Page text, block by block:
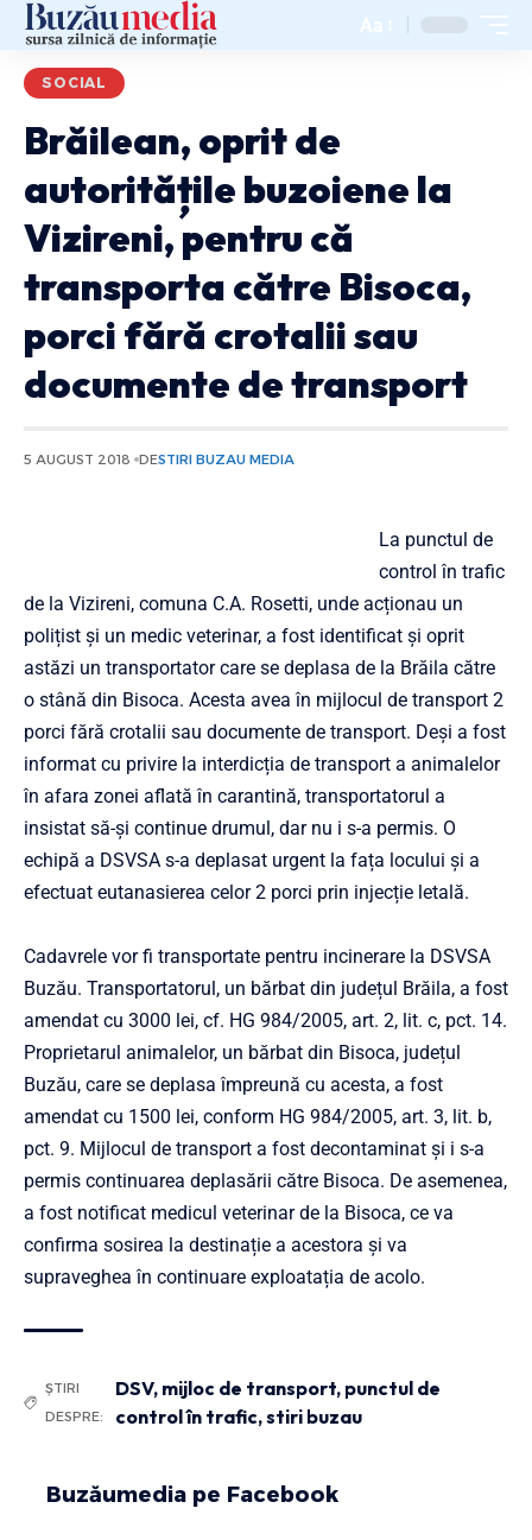
Aa
SOCIAL
Brăilean, oprit de
autoritățile buzoiene la
Vizireni, pentru că
transporta către Bisoca,
porci fără crotalii sau
documente de transport
5 AUGUST 2018 DESTIRI BUZAU MEDIA
La punctul de
control în trafic
de la Vizireni, comuna C.A. Rosetti, unde acționau un
polițist și un medic veterinar, a fost identificat și oprit
astăzi un transportator care se deplasa de la Brăila către
o stână din Bisoca. Acesta avea în mijlocul de transport 2
porci fără crotalii sau documente de transport. Deși a fost
informat cu privire la interdicția de transport a animalelor
în afara zonei aflată în carantină, transportatorul a
insistat să-și continue drumul, dar nu i s-a permis. O
echipă a DSVSA s-a deplasat urgent la fața locului și a
efectuat eutanasierea celor 2 porci prin injecție letală.
Cadavrele vor fi transportate pentru incinerare la DSVSA
Buzău. Transportatorul, un bărbat din județul Brăila, a fost
amendat cu 3000 lei, cf. HG 984/2005, art. 2, lit. c, pct. 14.
Proprietarul animalelor, un bărbat din Bisoca, județul
Buzău, care se deplasa împreună cu acesta, a fost
amendat cu 1500 lei, conform HG 984/2005, art. 3, lit. b,
pct. 9. Mijlocul de transport a fost decontaminat și i s-a
permis continuarea deplasării către Bisoca. De asemenea,
a fost notificat medicul veterinar de la Bisoca, ce va
confirma sosirea la destinație a acestora și va
supraveghea în continuare exploatația de acolo.
ȘTIRI
DESPRE:
DSV, mijloc de transport, punctul de
control în trafic,stiri buzau
Buzăumedia pe Facebook